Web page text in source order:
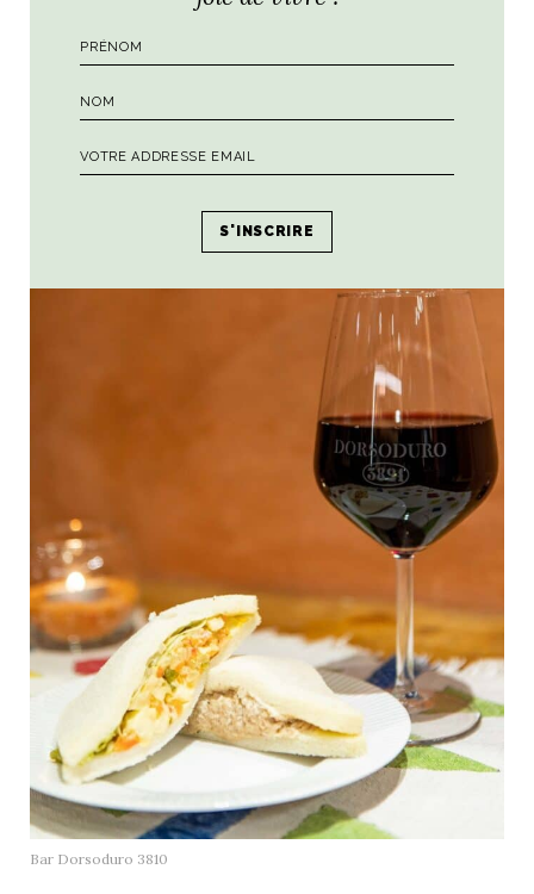
appartement), Bashifu Hotpot pour une cuisine
traditionnelle chinoise ultra relevée.
Bar Dorsoduro 3810